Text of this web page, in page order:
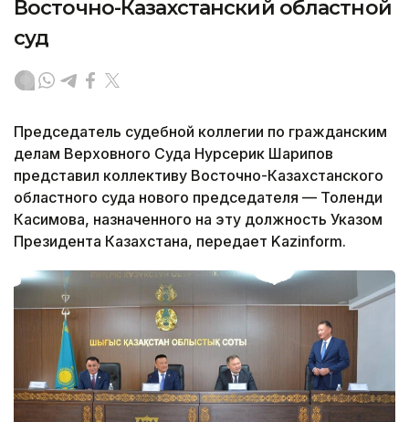
Восточно-Казахстанский областной
суд
Председатель судебной коллегии по гражданским
делам Верховного Суда Нурсерик Шарипов
представил коллективу Восточно-Казахстанского
областного суда нового председателя — Толенди
Касимова, назначенного на эту должность Указом
Президента Казахстана, передает Kazinform.